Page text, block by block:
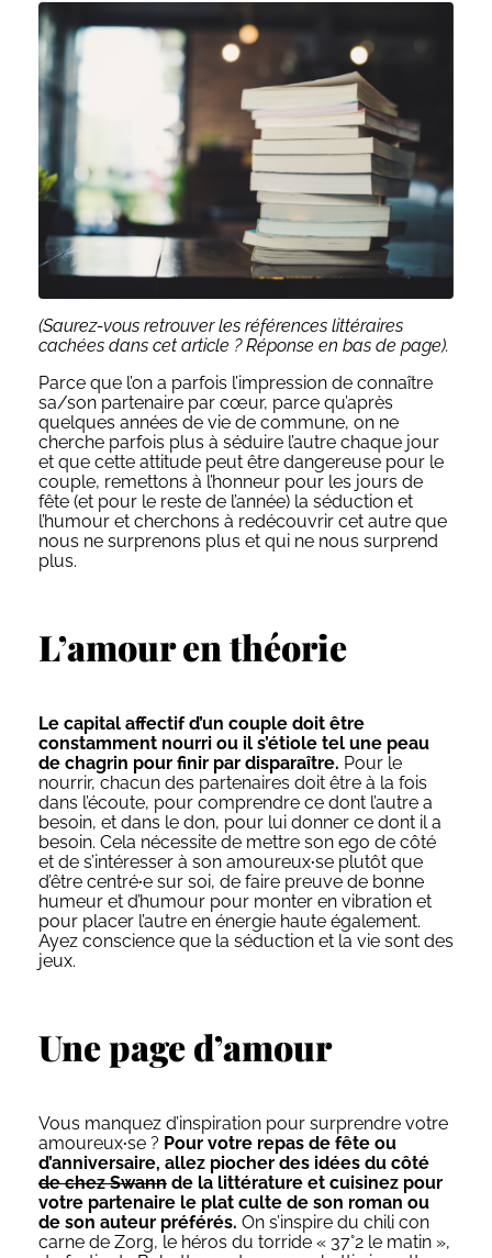
(Saurez-vous retrouver les références littéraires
cachées dans cet article ? Réponse en bas de page).
Parce que l’on a parfois l’impression de connaître
sa/son partenaire par cœur, parce qu’après
quelques années de vie de commune, on ne
cherche parfois plus à séduire l’autre chaque jour
et que cette attitude peut être dangereuse pour le
couple, remettons à l’honneur pour les jours de
fête (et pour le reste de l’année) la séduction et
l’humour et cherchons à redécouvrir cet autre que
nous ne surprenons plus et qui ne nous surprend
plus.
L’amour en théorie
Le capital affectif d’un couple doit être
constamment nourri ou il s’étiole tel une peau
de chagrin pour finir par disparaître. Pour le
nourrir, chacun des partenaires doit être à la fois
dans l’écoute, pour comprendre ce dont l’autre a
besoin, et dans le don, pour lui donner ce dont il a
besoin. Cela nécessite de mettre son ego de côté
et de s’intéresser à son amoureux·se plutôt que
d’être centré·e sur soi, de faire preuve de bonne
humeur et d’humour pour monter en vibration et
pour placer l’autre en énergie haute également.
Ayez conscience que la séduction et la vie sont des
jeux.
Une page d’amour
Vous manquez d’inspiration pour surprendre votre
amoureux·se ? Pour votre repas de fête ou
d’anniversaire, allez piocher des idées du côté
de chez Swann de la littérature et cuisinez pour
votre partenaire le plat culte de son roman ou
de son auteur préférés. On s’inspire du chili con
carne de Zorg, le héros du torride « 37°2 le matin »,